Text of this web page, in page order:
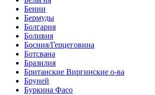
Бенин
Бермуды
Болгария
Боливия
Босния/Герцеговина
Ботсвана
Бразилия
Британские Виргинские о-ва
Бруней
Буркина Фасо